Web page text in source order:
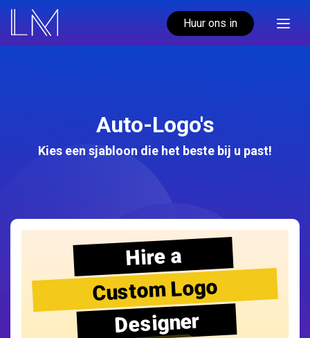
Huur ons in
Auto-Logo's
Kies een sjabloon die het beste bij u past!
Hire a
Custom Logo
Designer